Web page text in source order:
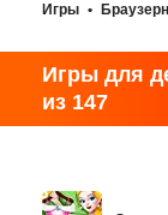
Игры •
Игры для
из 147